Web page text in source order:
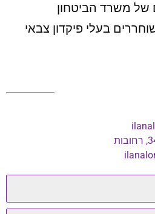
של משרד הביטחון
בעלי פיקדון צבאי